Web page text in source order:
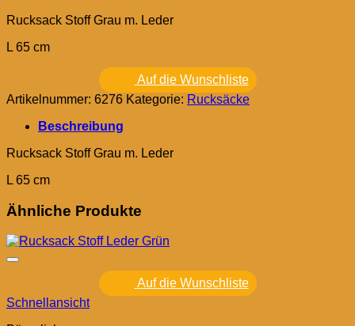
Rucksack Stoff Grau m. Leder
L 65 cm
Auf die Wunschliste
Artikelnummer: 6276 Kategorie: Rucksäcke
Beschreibung
Rucksack Stoff Grau m. Leder
L 65 cm
Ähnliche Produkte
Auf die Wunschliste
Schnellansicht